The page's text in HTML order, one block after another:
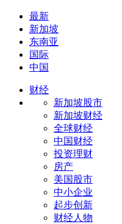
最新
新加坡
东南亚
国际
中国
财经
新加坡股市
新加坡财经
全球财经
中国财经
投资理财
房产
美国股市
中小企业
起步创新
财经人物